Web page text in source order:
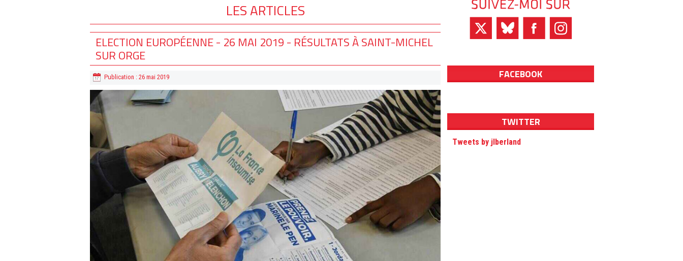
LES ARTICLES
ELECTION EUROPÉENNE - 26 MAI 2019 - RÉSULTATS À SAINT-MICHEL
SUR ORGE
Publication : 26 mai 2019 FACEBOOK
TWITTER
Tweets by jlberland